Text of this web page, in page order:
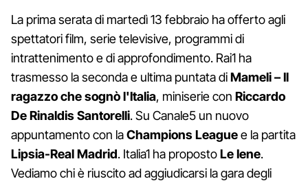
La prima serata di martedì 13 febbraio ha offerto agli
spettatori film, serie televisive, programmi di
intrattenimento e di approfondimento. Rai1 ha
trasmesso la seconda e ultima puntata diMameli – Il
ragazzo che sognò l'Italia, miniserie con Riccardo
De Rinaldis Santorelli. Su Canale5 un nuovo
appuntamento con laChampions Leaguee la partita
Lipsia-Real Madrid. Italia1 ha propostoLe Iene.
Vediamo chi è riuscito ad aggiudicarsi la gara degli